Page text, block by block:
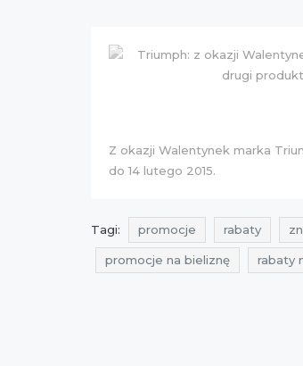
Z okazji Walentynek marka
do 14 lutego 2015.
Tagi: promocje rabaty
promocje na bieliznę rabaty